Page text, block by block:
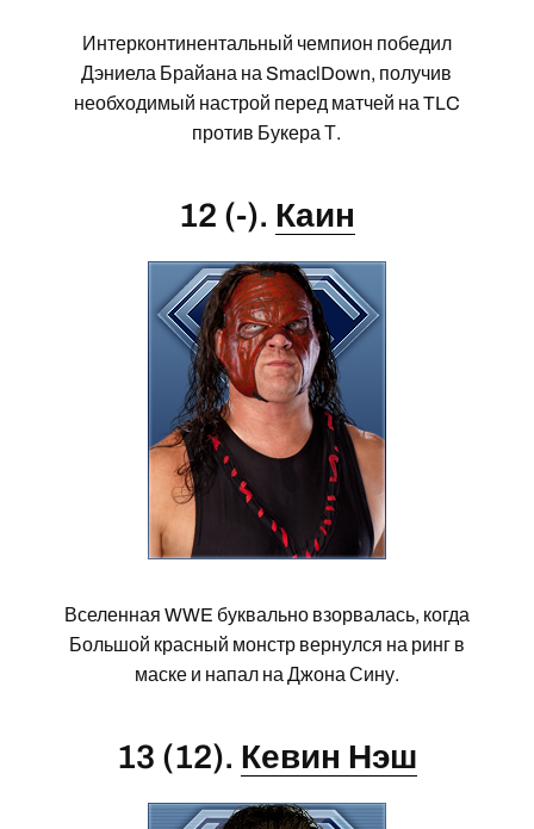
Интерконтинентальный чемпион победил
Дэниела Брайана на SmaclDown, получив
необходимый настрой перед матчей на TLC
против Букера Т.
12 (-). Каин
Вселенная WWE буквально взорвалась, когда
Большой красный монстр вернулся на ринг в
маске и напал на Джона Сину.
13 (12). Кевин Нэш